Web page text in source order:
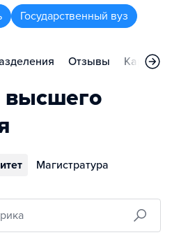
Государственный вуз
Отзывы Карьера
Магистратура